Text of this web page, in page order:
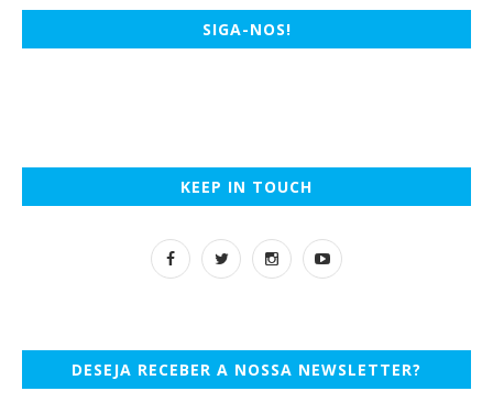
SIGA-NOS!
KEEP IN TOUCH
DESEJA RECEBER A NOSSA NEWSLETTER?